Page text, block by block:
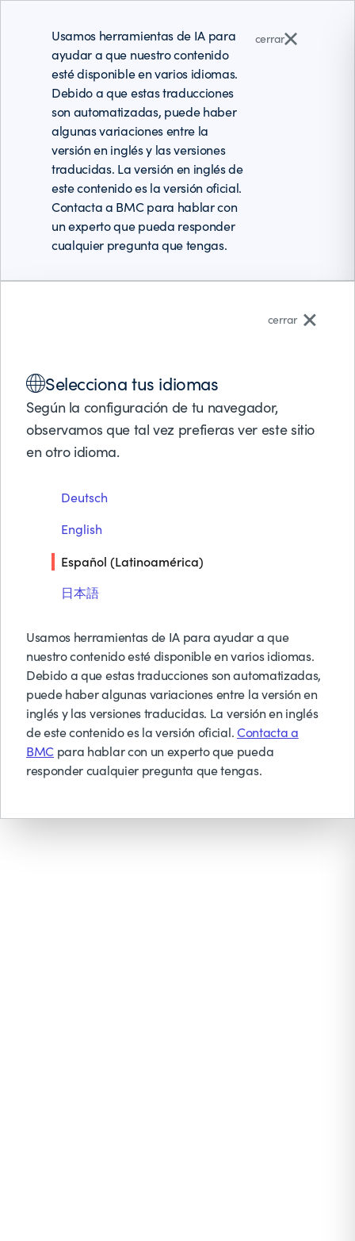
Socios de Negocios
Soporte
Usamos herramientas de IA para
ayudar a que nuestro contenido
esté disponible en varios idiomas.
Debido a que estas traducciones
son automatizadas, puede haber
algunas variaciones entre la
versión en inglés y las versiones
traducidas. La versión en inglés de
este contenido es la versión oficial.
Contacta a BMC para hablar con
un experto que pueda responder
cualquier pregunta que tengas.
cerrar
cerrar
Selecciona tus idiomas
Según la configuración de tu navegador,
observamos que tal vez prefieras ver este sitio
en otro idioma.
Deutsch
English
Español (Latinoamérica)
日本語
Usamos herramientas de IA para ayudar a que
nuestro contenido esté disponible en varios idiomas.
Debido a que estas traducciones son automatizadas,
puede haber algunas variaciones entre la versión en
inglés y las versiones traducidas. La versión en inglés
de este contenido es la versión oficial.Contacta a
BMC para hablar con un experto que pueda
responder cualquier pregunta que tengas.
RESUMEN DE LA SOLUCIÓN
Prepárate y ejecuta con
confianza la recuperación
ante desastres en
mainframe
Descargar PDF